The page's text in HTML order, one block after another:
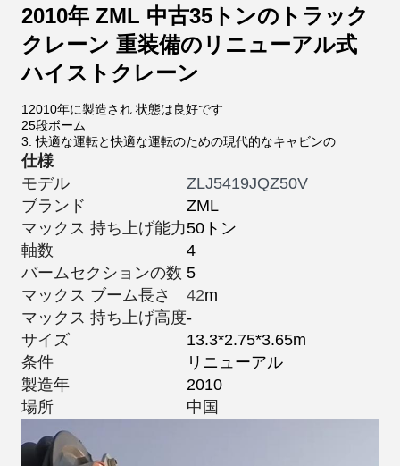
2010年 ZML 中古35トンのトラック
クレーン 重装備のリニューアル式
ハイストクレーン
12010年に製造され 状態は良好です
25段ボーム
3. 快適な運転と快適な運転のための現代的なキャビンの
仕様
モデル
ZLJ5419JQZ50V
ブランド
ZML
マックス 持ち上げ能力50トン
軸数
4
バームセクションの数 5
マックス ブーム長さ
42m
マックス 持ち上げ高度-
サイズ
13.3*2.75*3.65m
条件
リニューアル
製造年
2010
場所
中国